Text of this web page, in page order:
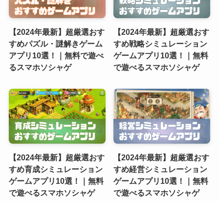
【2024年最新】超厳選おす
すめパズル・謎解きゲーム
アプリ10選！｜無料で遊べ
るスマホソシャゲ
【2024年最新】超厳選おす
すめ戦略シミュレーション
ゲームアプリ10選！｜無料
で遊べるスマホソシャゲ
【2024年最新】超厳選おす
すめ育成シミュレーション
ゲームアプリ10選！｜無料
で遊べるスマホソシャゲ
【2024年最新】超厳選おす
すめ経営シミュレーション
ゲームアプリ10選！｜無料
で遊べるスマホソシャゲ